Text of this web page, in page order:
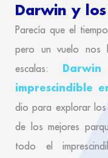
Darwin y
Parecía que el
pero un vuelo nos
escalas:
imprescindible
dio para explorar
de los mejores
todo el